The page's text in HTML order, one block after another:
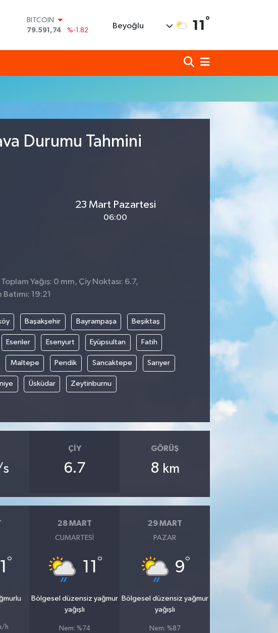
BITCOIN
79.591,74
%-1.82
45,43620
%0.02
BİST100
Beyoğlu 11 °
Durumu Tahmini
23 Mart Pazartesi
06:00
Yağış: 0 mm, Çiy Noktası: 6.7,
19:21
Başakşehir Bayrampaşa Beşiktaş
Esenler Esenyurt Eyüpsultan Fatih
Maltepe Pendik Sancaktepe Sarıyer
Üsküdar Zeytinburnu
ÇIY
6.7
GÖRÜŞ
8 km
°
h
28 MART
CUMARTESI
11 °
Bölgesel düzensiz yağmur
yağışlı
Nem: %74
29 MART
PAZAR
9°
Bölgesel düzensiz yağmur
yağışlı
Nem: %87